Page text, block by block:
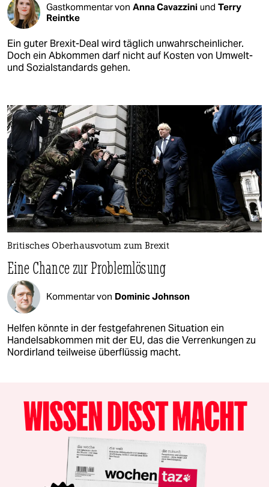
Gastkommentar von Anna Cavazzini und Terry
Reintke
Ein guter Brexit-Deal wird täglich unwahrscheinlicher.
Doch ein Abkommen darf nicht auf Kosten von Umwelt-
und Sozialstandards gehen.
Britisches Oberhausvotum zum Brexit
Eine Chance zur Problemlösung
Kommentar von Dominic Johnson
Helfen könnte in der festgefahrenen Situation ein
Handelsabkommen mit der EU, das die Verrenkungen zu
Nordirland teilweise überflüssig macht.